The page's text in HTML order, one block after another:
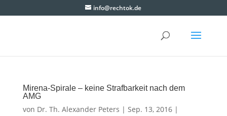
info@rechtok.de
Mirena-Spirale – keine Strafbarkeit nach dem
AMG
von Dr. Th. Alexander Peters | Sep. 13, 2016|